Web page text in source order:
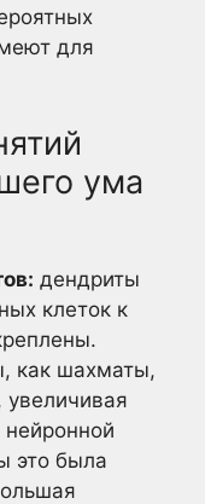
для
ума
дендриты
клеток к
как шахматы,
увеличивая
нейронной
это была